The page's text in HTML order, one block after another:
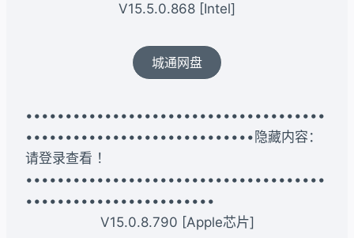
V15.5.0.868 [Intel]
城通网盘
••••••••••••••••••••••••••••••••••••••
•••••••••••••••••••••••••••••隐藏内容：
请登录查看 ！
••••••••••••••••••••••••••••••••••••••
••••••••••••••••••••••••
V15.0.8.790 [Apple芯片]